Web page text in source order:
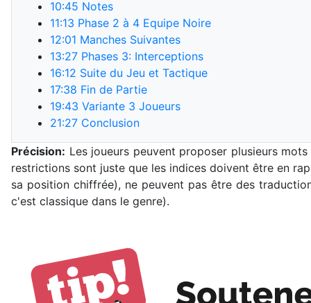
10:45 Notes
11:13 Phase 2 à 4 Equipe Noire
12:01 Manches Suivantes
13:27 Phases 3: Interceptions
16:12 Suite du Jeu et Tactique
17:38 Fin de Partie
19:43 Variante 3 Joueurs
21:27 Conclusion
Précision: Les joueurs peuvent proposer plusieurs
restrictions sont juste que les indices doivent être en
sa position chiffrée), ne peuvent pas être des
c'est classique dans le genre).